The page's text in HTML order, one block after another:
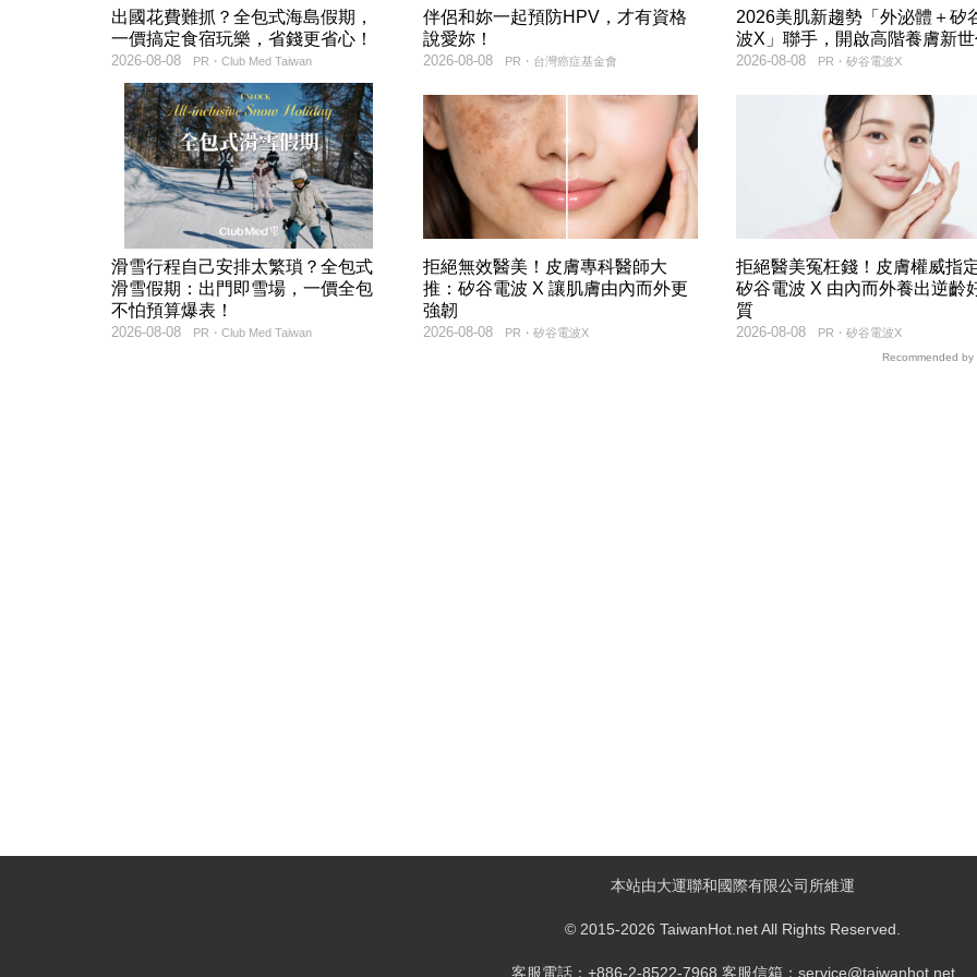
出國花費難抓？全包式海島假期，
一價搞定食宿玩樂，省錢更省心！
PR・Club Med Taiwan
2026-08-08
伴侶和妳一起預防HPV，才有資格
說愛妳！
PR・台灣癌症基金會
2026-08-08
2026美肌新趨勢「外泌體＋矽
波X」聯手，開啟高階養膚新
PR・矽谷電波X
2026-08-08
滑雪行程自己安排太繁瑣？全包式
滑雪假期：出門即雪場，一價全包
不怕預算爆表！
PR・Club Med Taiwan
2026-08-08
拒絕無效醫美！皮膚專科醫師大
推：矽谷電波 X 讓肌膚由內而外更
強韌
PR・矽谷電波X
2026-08-08
拒絕醫美冤枉錢！皮膚權威指
矽谷電波 X 由內而外養出逆齡
質
PR・矽谷電波X
2026-08-08
Recommended by
本站由大運聯和國際有限公司所維運
© 2015-2026 TaiwanHot.net All Rights Reserved.
客服電話：+886-2-8522-7968 客服信箱：service@taiwanhot.net